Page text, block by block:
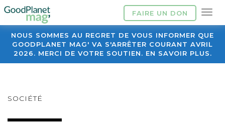
FAIRE UN DON
NOUS SOMMES AU REGRET DE VOUS INFORMER QUE
GOODPLANET MAG' VA S'ARRÊTER COURANT AVRIL
2026. MERCI DE VOTRE SOUTIEN. EN SAVOIR PLUS.
SOCIÉTÉ